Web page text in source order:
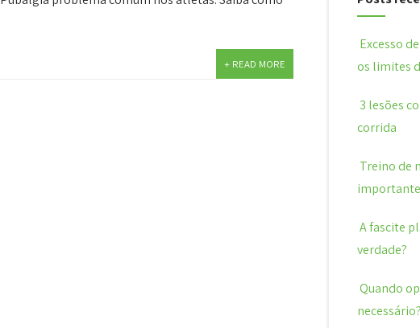
+ READ MORE
Excesso
os limites
3 lesões
corrida
Treino de
A fascite
verdade?
Quando
necessário?